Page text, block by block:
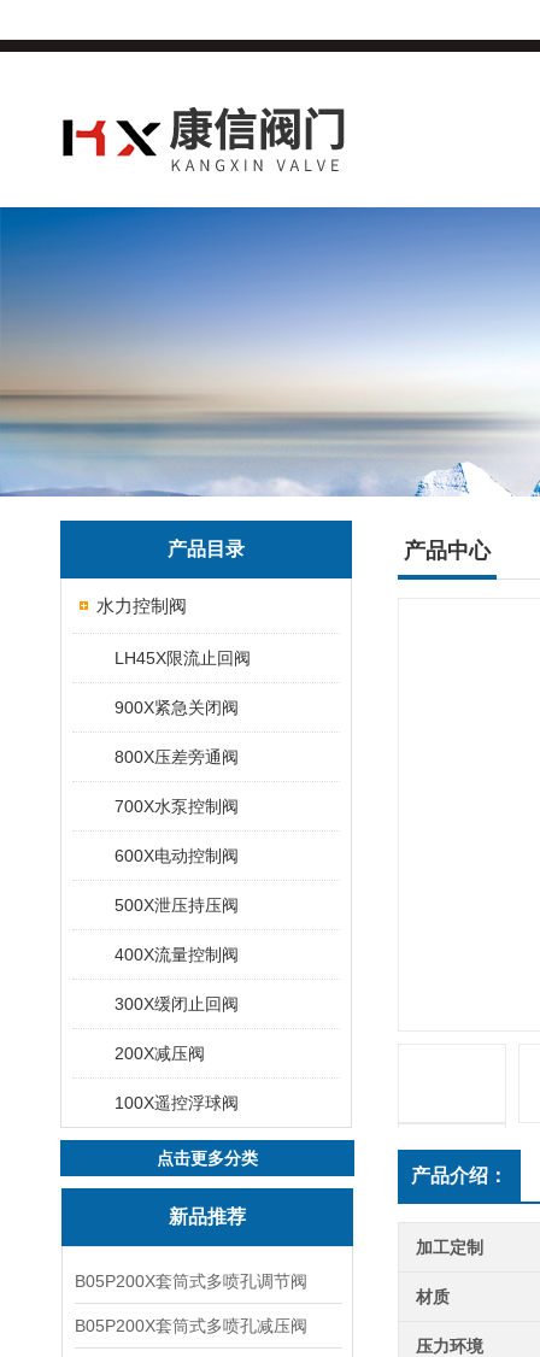
产品目录
水力控制阀
LH45X限流止回阀
900X紧急关闭阀
800X压差旁通阀
700X水泵控制阀
600X电动控制阀
500X泄压持压阀
400X流量控制阀
300X缓闭止回阀
200X减压阀
100X遥控浮球阀
点击更多分类
新品推荐
B05P200X套筒式多喷孔调节阀
B05P200X套筒式多喷孔减压阀
产品中心
产品介绍：
加工定制
材质
压力环境